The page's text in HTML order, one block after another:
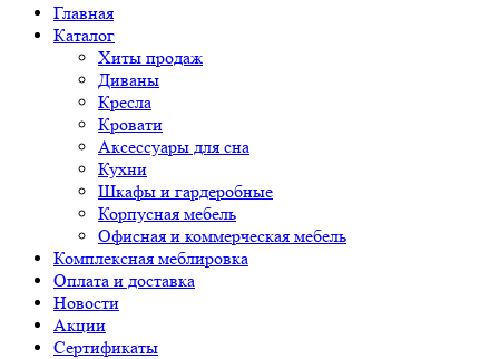
Главная
Каталог
Хиты продаж
Диваны
Кресла
Кровати
Аксессуары для сна
Кухни
Шкафы и гардеробные
Корпусная мебель
Офисная и коммерческая мебель
Комплексная меблировка
Оплата и доставка
Новости
Акции
Сертификаты